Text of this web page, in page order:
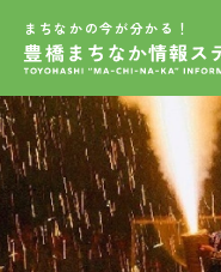
まちなかの今が分かる！